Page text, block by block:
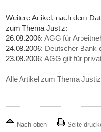
Weitere Artikel, nach dem
zum Thema Justiz:
26.08.2006:AGG für
24.08.2006: Deutscher Bank
23.08.2006:AGG gilt für
Alle Artikel zum Thema Justiz
Nach oben
Seite